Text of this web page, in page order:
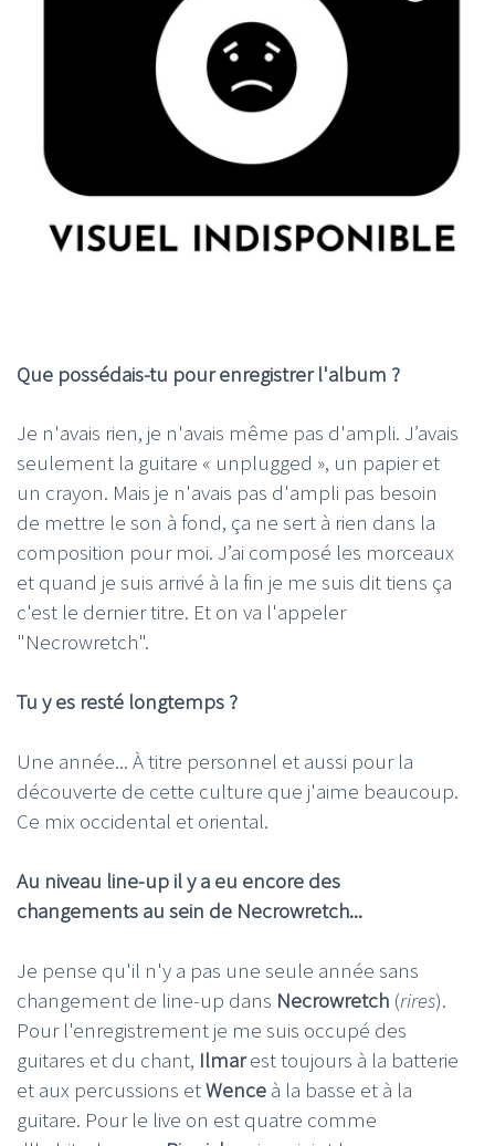
Que possédais-tu pour enregistrer l'album ?
Je n'avais rien, je n'avais même pas d'ampli. J’avais
seulement la guitare « unplugged », un papier et
un crayon. Mais je n'avais pas d'ampli pas besoin
de mettre le son à fond, ça ne sert à rien dans la
composition pour moi. J’ai composé les morceaux
et quand je suis arrivé à la fin je me suis dit tiens ça
c'est le dernier titre. Et on va l'appeler
"Necrowretch".
Tu y es resté longtemps ?
Une année... À titre personnel et aussi pour la
découverte de cette culture que j'aime beaucoup.
Ce mix occidental et oriental.
Au niveau line-up il y a eu encore des
changements au sein de Necrowretch...
Je pense qu'il n'y a pas une seule année sans
changement de line-up dans Necrowretch (rires).
Pour l'enregistrement je me suis occupé des
guitares et du chant, Ilmarest toujours à la batterie
et aux percussions etWence à la basse et à la
guitare. Pour le live on est quatre comme